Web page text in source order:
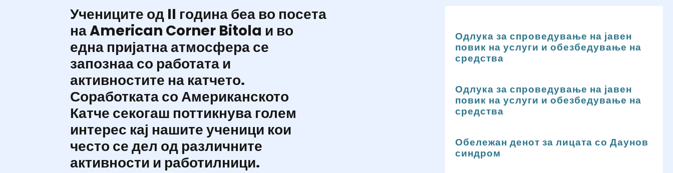
Учениците од II година беа во посета
на American Corner Bitola и во
една пријатна атмосфера се
запознаа со работата и
активностите на катчето.
Соработката со Американското
Катче секогаш поттикнува голем
интерес кај нашите ученици кои
често се дел од различните
активности и работилници.
Одлука за спроведување на јавен
повик на услуги и обезбедување на
средства
Одлука за спроведување на јавен
повик на услуги и обезбедување на
средства
Обележан денот за лицата со Даунов
синдром